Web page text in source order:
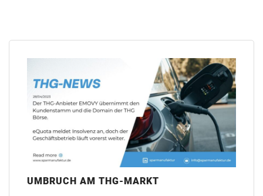
UMBRUCH AM THG-MARKT